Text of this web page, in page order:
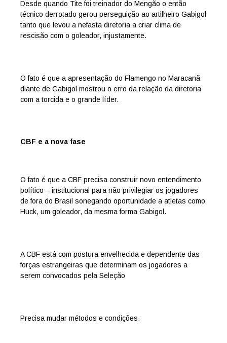
Desde quando Tite foi treinador do Mengão o então
técnico derrotado gerou perseguição ao artilheiro Gabigol
tanto que levou a nefasta diretoria a criar clima de
rescisão com o goleador, injustamente.
O fato é que a apresentação do Flamengo no Maracanã
diante de Gabigol mostrou o erro da relação da diretoria
com a torcida e o grande líder.
CBF e a nova fase
O fato é que a CBF precisa construir novo entendimento
político – institucional para não privilegiar os jogadores
de fora do Brasil sonegando oportunidade a atletas como
Huck, um goleador, da mesma forma Gabigol.
A CBF está com postura envelhecida e dependente das
forças estrangeiras que determinam os jogadores a
serem convocados pela Seleção
Precisa mudar métodos e condições.